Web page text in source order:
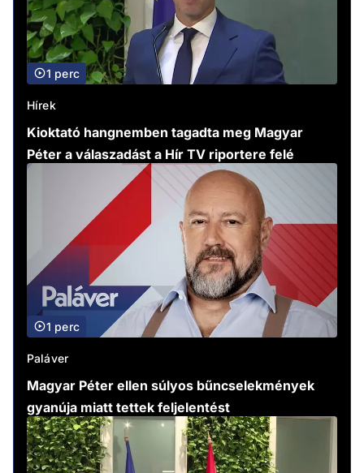
1 perc
Hírek
Kioktató hangnemben tagadta meg Magyar
Péter a válaszadást a Hír TV riportere felé
1 perc
Paláver
Magyar Péter ellen súlyos bűncselekmények
gyanúja miatt tettek feljelentést